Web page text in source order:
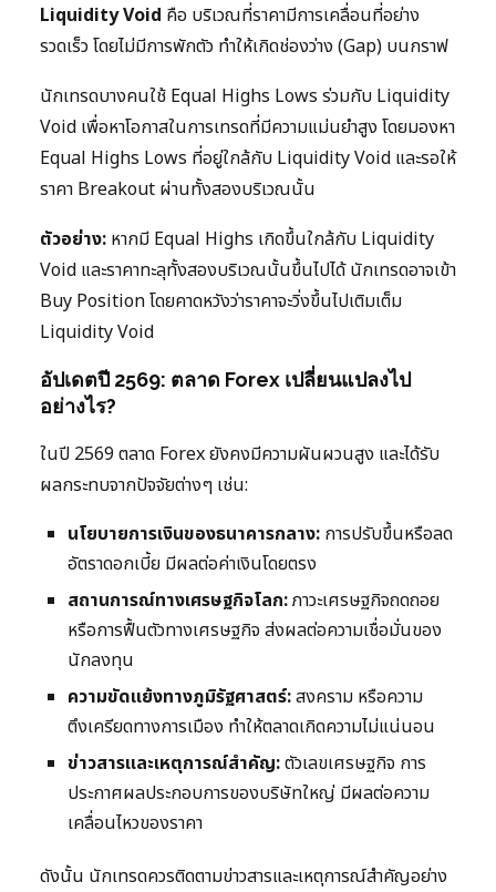
Liquidity Void คือ บริเวณที่ราคามีการเคลื่อนที่อย่าง
รวดเร็ว โดยไม่มีการพักตัว ทำให้เกิดช่องว่าง (Gap) บนกราฟ
นักเทรดบางคนใช้ Equal Highs Lows ร่วมกับ Liquidity
Void เพื่อหาโอกาสในการเทรดที่มีความแม่นยำสูง โดยมองหา
Equal Highs Lows ที่อยู่ใกล้กับ Liquidity Void และรอให้
ราคา Breakout ผ่านทั้งสองบริเวณนั้น
ตัวอย่าง: หากมี Equal Highs เกิดขึ้นใกล้กับ Liquidity
Void และราคาทะลุทั้งสองบริเวณนั้นขึ้นไปได้ นักเทรดอาจเข้า
Buy Position โดยคาดหวังว่าราคาจะวิ่งขึ้นไปเติมเต็ม
Liquidity Void
อัปเดตปี 2569: ตลาด Forex เปลี่ยนแปลงไป
อย่างไร?
ในปี 2569 ตลาด Forex ยังคงมีความผันผวนสูง และได้รับ
ผลกระทบจากปัจจัยต่างๆ เช่น:
นโยบายการเงินของธนาคารกลาง: การปรับขึ้นหรือลด
อัตราดอกเบี้ย มีผลต่อค่าเงินโดยตรง
สถานการณ์ทางเศรษฐกิจโลก:ภาวะเศรษฐกิจถดถอย
หรือการฟื้นตัวทางเศรษฐกิจ ส่งผลต่อความเชื่อมั่นของ
นักลงทุน
ความขัดแย้งทางภูมิรัฐศาสตร์:สงคราม หรือความ
ตึงเครียดทางการเมือง ทำให้ตลาดเกิดความไม่แน่นอน
ข่าวสารและเหตุการณ์สำคัญ:ตัวเลขเศรษฐกิจ การ
ประกาศผลประกอบการของบริษัทใหญ่ มีผลต่อความ
เคลื่อนไหวของราคา
ดังนั้น นักเทรดควรติดตามข่าวสารและเหตุการณ์สำคัญอย่าง